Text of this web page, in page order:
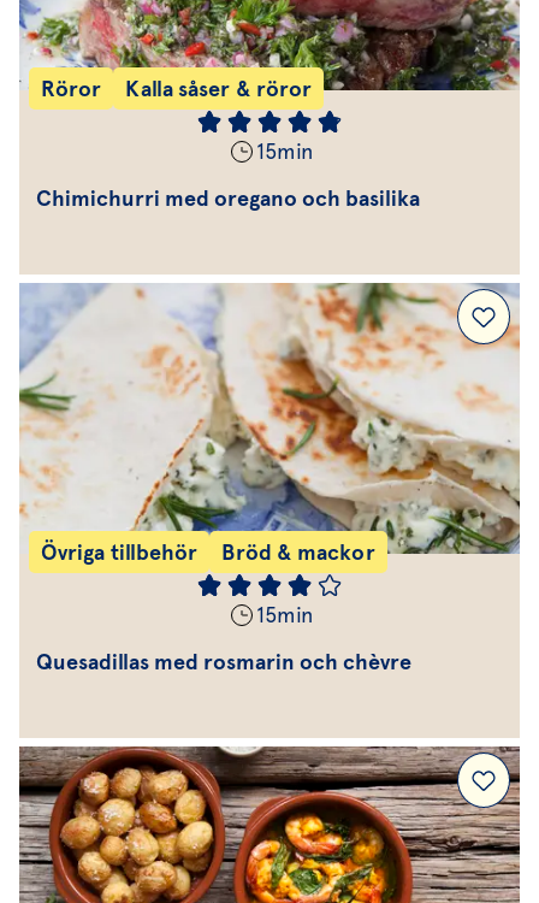
Röror Kalla såser & röror
15min
Chimichurri med oregano och basilika
Övriga tillbehör Bröd & mackor
15min
Quesadillas med rosmarin och chèvre